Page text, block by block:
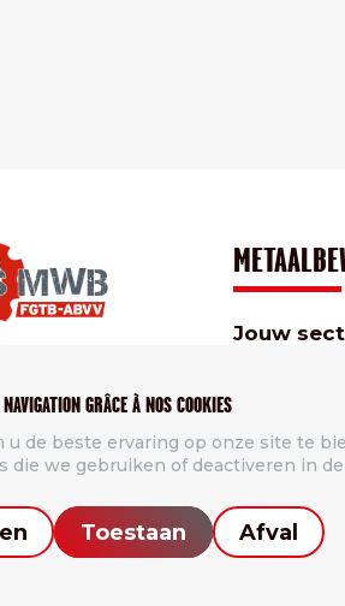
Jouw
GRÂCE À NOS COOKIES
u de beste ervaring op onze site te
die we gebruiken of deactiveren in
Toestaan Afval